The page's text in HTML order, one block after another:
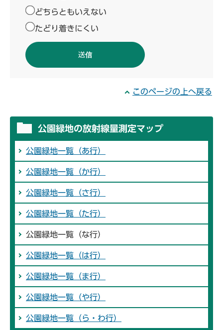
どちらともいえない
たどり着きにくい
このページの上へ戻る
公園緑地の放射線量測定マップ
公園緑地一覧（あ行）
公園緑地一覧（か行）
公園緑地一覧（さ行）
公園緑地一覧（た行）
公園緑地一覧（な行）
公園緑地一覧（は行）
公園緑地一覧（ま行）
公園緑地一覧（や行）
公園緑地一覧（ら・わ行）